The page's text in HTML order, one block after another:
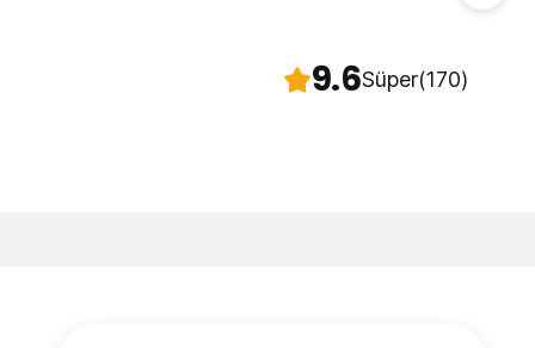
9.6Süper(170)